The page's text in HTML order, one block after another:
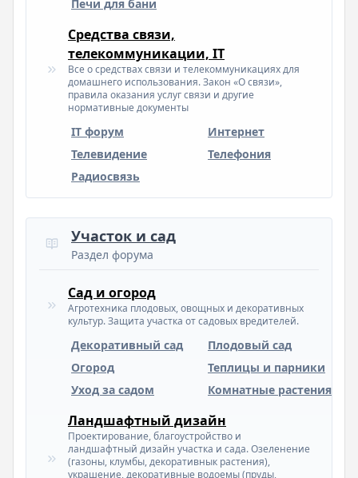
Печи для бани
Средства связи,
телекоммуникации, IT
Все о средствах связи и телекоммуникациях для
домашнего использования. Закон «О связи»,
правила оказания услуг связи и другие
нормативные документы
IT форум
Интернет
Телевидение
Телефония
Радиосвязь
Участок и сад
Раздел форума
Сад и огород
Агротехника плодовых, овощных и декоративных
культур. Защита участка от садовых вредителей.
Декоративный сад
Плодовый сад
Огород
Теплицы и парники
Уход за садом
Комнатные растения
Ландшафтный дизайн
Проектирование, благоустройство и
ландшафтный дизайн участка и сада. Озеленение
(газоны, клумбы, декоративнык растения),
украшение, декоративные водоемы (пруды,